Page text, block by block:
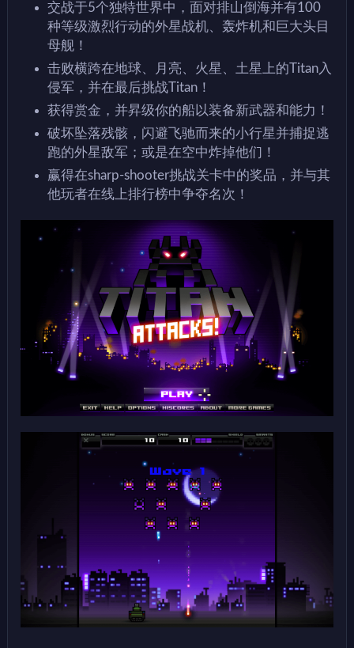
交战于5个独特世界中，面对排山倒海并有100
种等级激烈行动的外星战机、轰炸机和巨大头目
母舰！
击败横跨在地球、月亮、火星、土星上的Titan入
侵军，并在最后挑战Titan！
获得赏金，并昇级你的船以装备新武器和能力！
破坏坠落残骸，闪避飞驰而来的小行星并捕捉逃
跑的外星敌军；或是在空中炸掉他们！
赢得在sharp-shooter挑战关卡中的奖品，并与其
他玩者在线上排行榜中争夺名次！